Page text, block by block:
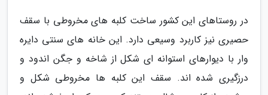
در روستاهای این کشور ساخت کلبه های مخروطی با سقف
حصیری نیز کاربرد وسیعی دارد. این خانه های سنتی دایره
وار با دیوارهای استوانه ای شکل از شاخه و جگن اندود و
درزگیری شده اند. سقف این کلبه ها مخروطی شکل و